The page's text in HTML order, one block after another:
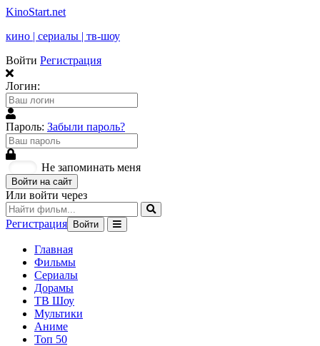
KinoStart.net
кино | сериалы | тв-шоу
Войти Регистрация
Логин:
Пароль: Забыли пароль?
Не запоминать меня
Войти на сайт
Или войти через
Регистрация Войти
Главная
Фильмы
Сериалы
Дорамы
ТВ Шоу
Мультики
Аниме
Топ 50